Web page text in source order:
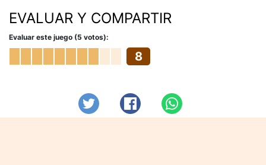
EVALUAR Y COMPARTIR
Evaluar este juego (5 votos):
8